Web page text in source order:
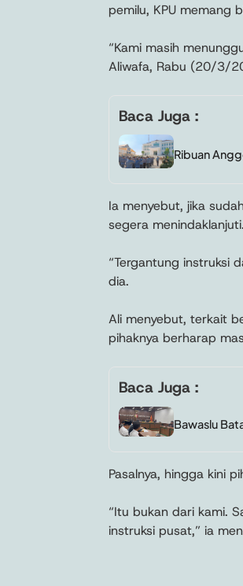
pemilu, KPU memang
“Kami masih
Aliwafa, Rabu (20/3/
Baca Juga :
Ribuan
Ia menyebut, jika
segera menindaklanjuti.
“Tergantung instruksi
dia.
Ali menyebut, terkait
pihaknya berharap
Baca Juga :
Bawaslu
Pasalnya, hingga kini
“Itu bukan dari kami.
instruksi pusat,” ia